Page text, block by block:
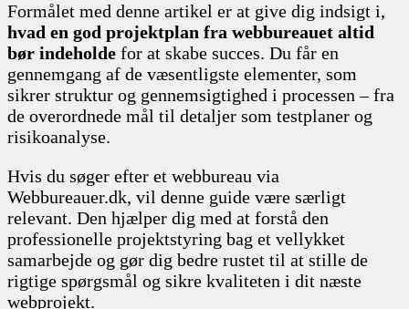
Formålet med denne artikel er at give dig indsigt i,
hvad en god projektplan fra webbureauet altid
bør indeholde for at skabe succes. Du får en
gennemgang af de væsentligste elementer, som
sikrer struktur og gennemsigtighed i processen – fra
de overordnede mål til detaljer som testplaner og
risikoanalyse.
Hvis du søger efter et webbureau via
Webbureauer.dk, vil denne guide være særligt
relevant. Den hjælper dig med at forstå den
professionelle projektstyring bag et vellykket
samarbejde og gør dig bedre rustet til at stille de
rigtige spørgsmål og sikre kvaliteten i dit næste
webprojekt.